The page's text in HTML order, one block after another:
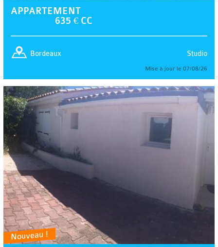
APPARTEMENT
635 € CC
Studio
Bordeaux
Mise à jour le 07/08/26
Nouveau !